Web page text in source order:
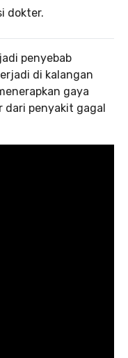
dokter.
penyebab
di kalangan
gaya
dari penyakit gagal